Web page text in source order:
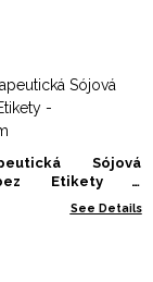
Sójová
Etikety -
See Details